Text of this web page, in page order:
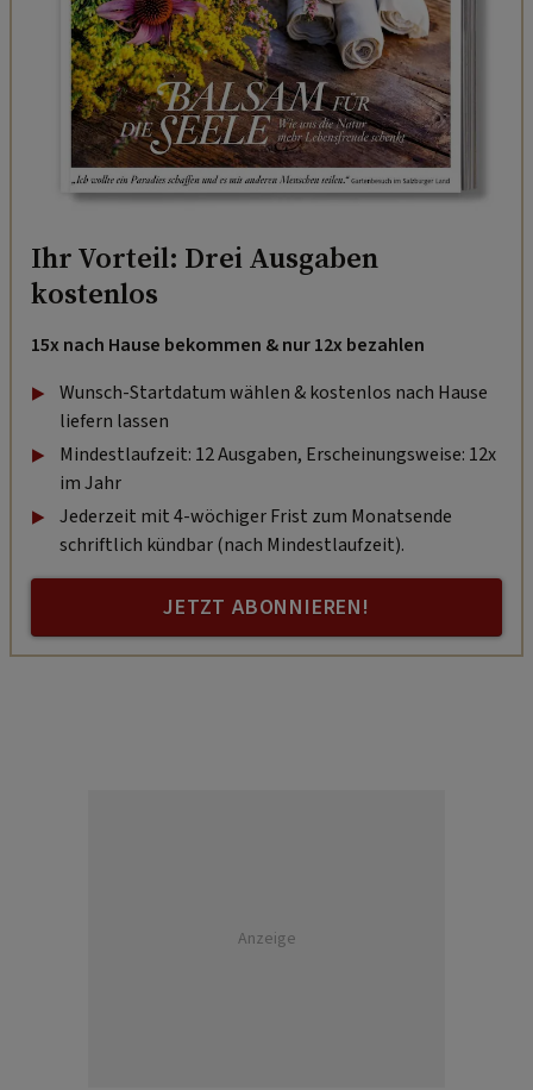
Ihr Vorteil: Drei Ausgaben
kostenlos
15x nach Hause bekommen & nur 12x bezahlen
Wunsch-Startdatum wählen & kostenlos nach Hause
liefern lassen
Mindestlaufzeit: 12 Ausgaben, Erscheinungsweise: 12x
im Jahr
Jederzeit mit 4-wöchiger Frist zum Monatsende
schriftlich kündbar (nach Mindestlaufzeit).
JETZT ABONNIEREN!
Anzeige